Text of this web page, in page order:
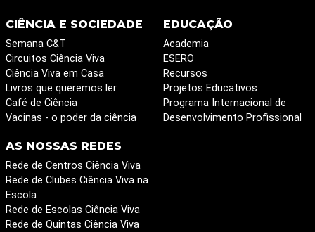
CIÊNCIA E SOCIEDADE
Semana C&T
Circuitos Ciência Viva
Ciência Viva em Casa
Livros que queremos ler
Café de Ciência
Vacinas - o poder da ciência
EDUCAÇÃO
Academia
ESERO
Recursos
Projetos Educativos
Programa Internacional de
Desenvolvimento Profissional
AS NOSSAS REDES
Rede de Centros Ciência Viva
Rede de Clubes Ciência Viva na
Escola
Rede de Escolas Ciência Viva
Rede de Quintas Ciência Viva